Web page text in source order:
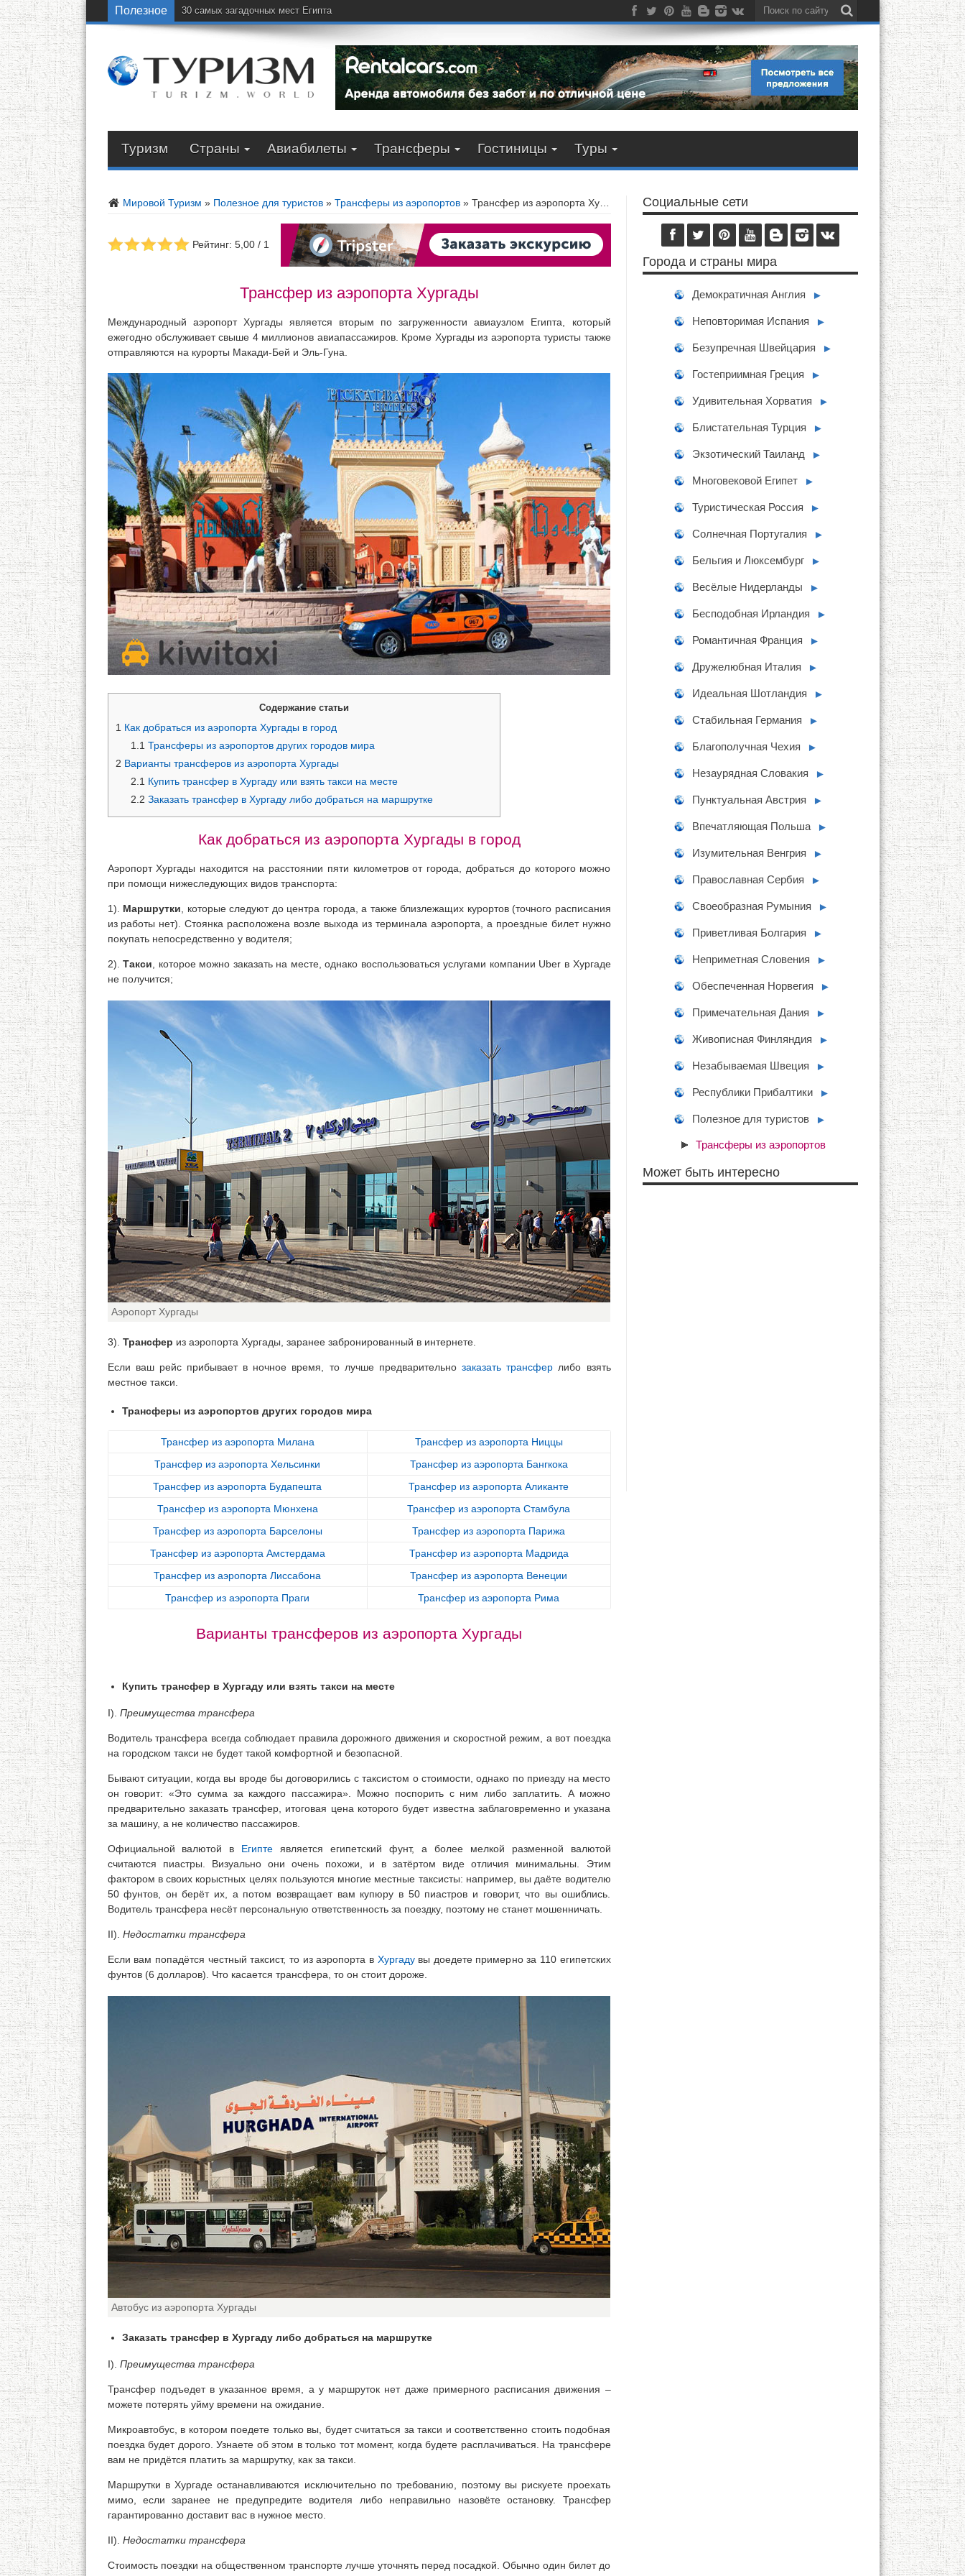
Полезное 30 самых загадочных мест Египта
Туризм Страны Авиабилеты Трансферы Гостиницы Туры
Мировой Туризм » Полезное для туристов » Трансферы из аэропортов » Трансфер из аэропорта Хургады
Рейтинг: 5,00 / 1
Трансфер из аэропорта Хургады
Международный аэропорт Хургады является вторым по загруженности авиаузлом Египта, который
ежегодно обслуживает свыше 4 миллионов авиапассажиров. Кроме Хургады из аэропорта туристы также
отправляются на курорты Макади-Бей и Эль-Гуна.
Содержание статьи
1 Как добраться из аэропорта Хургады в город
1.1 Трансферы из аэропортов других городов мира
2 Варианты трансферов из аэропорта Хургады
2.1 Купить трансфер в Хургаду или взять такси на месте
2.2 Заказать трансфер в Хургаду либо добраться на маршрутке
Как добраться из аэропорта Хургады в город
Аэропорт Хургады находится на расстоянии пяти километров от города, добраться до которого можно
при помощи нижеследующих видов транспорта:
1). Маршрутки , которые следуют до центра города, а также близлежащих курортов (точного расписания
из работы нет). Стоянка расположена возле выхода из терминала аэропорта, а проездные билет нужно
покупать непосредственно у водителя;
2).Такси , которое можно заказать на месте, однако воспользоваться услугами компании Uber в Хургаде
не получится;
Аэропорт Хургады
3). Трансфер из аэропорта Хургады, заранее забронированный в интернете.
Если ваш рейс прибывает в ночное время, то лучше предварительнозаказать трансфер либо взять
местное такси.
Трансферы из аэропортов других городов мира
Трансфер из аэропорта Милана
Трансфер из аэропорта Ниццы
Трансфер из аэропорта Хельсинки
Трансфер из аэропорта Бангкока
Трансфер из аэропорта Будапешта
Трансфер из аэропорта Аликанте
Трансфер из аэропорта Мюнхена
Трансфер из аэропорта Стамбула
Трансфер из аэропорта Барселоны
Трансфер из аэропорта Парижа
Трансфер из аэропорта Амстердама
Трансфер из аэропорта Мадрида
Трансфер из аэропорта Лиссабона
Трансфер из аэропорта Венеции
Трансфер из аэропорта Праги
Трансфер из аэропорта Рима
Варианты трансферов из аэропорта Хургады
Купить трансфер в Хургаду или взять такси на месте
I). Преимущества трансфера
Водитель трансфера всегда соблюдает правила дорожного движения и скоростной режим, а вот поездка
на городском такси не будет такой комфортной и безопасной.
Бывают ситуации, когда вы вроде бы договорились с таксистом о стоимости, однако по приезду на место
он говорит: «Это сумма за каждого пассажира». Можно поспорить с ним либо заплатить. А можно
предварительно заказать трансфер, итоговая цена которого будет известна заблаговременно и указана
за машину, а не количество пассажиров.
Официальной валютой в Египте является египетский фунт, а более мелкой разменной валютой
считаются пиастры. Визуально они очень похожи, и в затёртом виде отличия минимальны. Этим
фактором в своих корыстных целях пользуются многие местные таксисты: например, вы даёте водителю
50 фунтов, он берёт их, а потом возвращает вам купюру в 50 пиастров и говорит, что вы ошиблись.
Водитель трансфера несёт персональную ответственность за поездку, поэтому не станет мошенничать.
II). Недостатки трансфера
Если вам попадётся честный таксист, то из аэропорта в Хургадувы доедете примерно за 110 египетских
фунтов (6 долларов). Что касается трансфера, то он стоит дороже.
Автобус из аэропорта Хургады
Заказать трансфер в Хургаду либо добраться на маршрутке
I). Преимущества трансфера
Трансфер подъедет в указанное время, а у маршруток нет даже примерного расписания движения –
можете потерять уйму времени на ожидание.
Микроавтобус, в котором поедете только вы, будет считаться за такси и соответственно стоить подобная
поездка будет дорого. Узнаете об этом в только тот момент, когда будете расплачиваться. На трансфере
вам не придётся платить за маршрутку, как за такси.
Маршрутки в Хургаде останавливаются исключительно по требованию, поэтому вы рискуете проехать
мимо, если заранее не предупредите водителя либо неправильно назовёте остановку. Трансфер
гарантированно доставит вас в нужное место.
II). Недостатки трансфера
Стоимость поездки на общественном транспорте лучше уточнять перед посадкой. Обычно один билет до
Социальные сети
Города и страны мира
Демократичная Англия ►
Неповторимая Испания ►
Безупречная Швейцария ►
Гостеприимная Греция ►
Удивительная Хорватия ►
Блистательная Турция ►
Экзотический Таиланд ►
Многовековой Египет ►
Туристическая Россия ►
Солнечная Португалия ►
Бельгия и Люксембург ►
Весёлые Нидерланды ►
Бесподобная Ирландия ►
Романтичная Франция ►
Дружелюбная Италия ►
Идеальная Шотландия ►
Стабильная Германия ►
Благополучная Чехия ►
Незаурядная Словакия ►
Пунктуальная Австрия ►
Впечатляющая Польша ►
Изумительная Венгрия ►
Православная Сербия ►
Своеобразная Румыния ►
Приветливая Болгария ►
Неприметная Словения ►
Обеспеченная Норвегия ►
Примечательная Дания ►
Живописная Финляндия ►
Незабываемая Швеция ►
Республики Прибалтики ►
Полезное для туристов ►
Трансферы из аэропортов
Может быть интересно